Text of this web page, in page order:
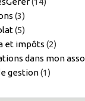
(3)
(5)
et impôts (2)
dans mon asso
gestion(1)